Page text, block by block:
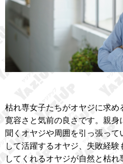
枯れ専女子たちがオヤジに求め
寛容さと気前の良さです。親身
聞くオヤジや周囲を引っ張って
して活躍するオヤジ、失敗経
してくれるオヤジが自然と枯